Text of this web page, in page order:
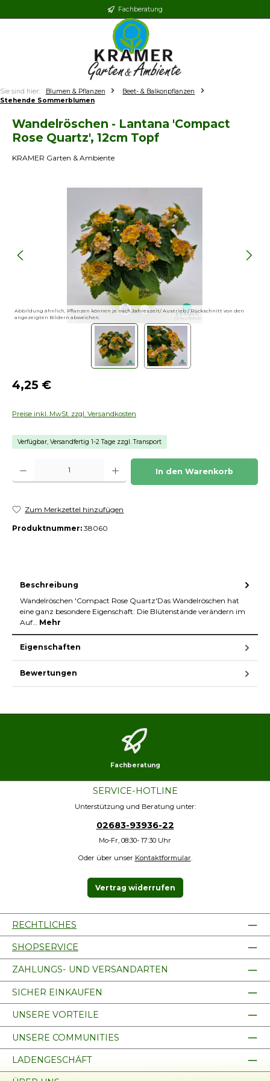
Zum Hauptinhalt springen Fachberatung
Sie sind hier: Blumen & Pflanzen
Beet- & Balkonpflanzen
Stehende Sommerblumen
Wandelröschen - Lantana 'Compact
Rose Quartz', 12cm Topf
KRAMER Garten & Ambiente
Abbildung ähnlich, Pflanzen können je nach Jahreszeit/ Austrieb / Rückschnitt von den
angezeigten Bildern abweichen.
Regulärer Preis:
4,25 €
Preise inkl. MwSt. zzgl. Versandkosten
Verfügbar, Versandfertig 1-2 Tage zzgl. Transport
Produkt Anzahl: Gib den gewünschten Wert ein oder benutze die
In den Warenkorb
Zum Merkzettel hinzufügen
Produktnummer: 38060
Beschreibung
Wandelröschen 'Compact Rose Quartz'Das Wandelröschen hat
eine ganz besondere Eigenschaft: Die Blütenstände verändern im
Auf… Mehr
Eigenschaften
Bewertungen
Fachberatung
SERVICE-HOTLINE
Unterstützung und Beratung unter:
02683-93936-22
Mo-Fr, 08:30- 17:30 Uhr
Oder über unser Kontaktformular.
Vertrag widerrufen
RECHTLICHES
SHOPSERVICE
ZAHLUNGS- UND VERSANDARTEN
SICHER EINKAUFEN
UNSERE VORTEILE
UNSERE COMMUNITIES
LADENGESCHÄFT